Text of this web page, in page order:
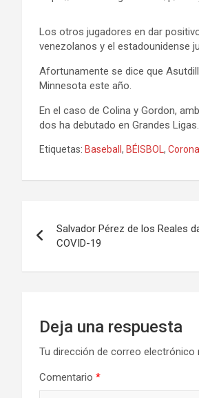
Los otros jugadores en dar
venezolanos y el estadounidense
Afortunamente se dice que
Minnesota este año.
En el caso de Colina y Gordon,
dos ha debutado en Grandes Ligas.
Etiquetas: Baseball , BÉISBOL ,
de
entradas
Salvador Pérez de los Reales
COVID-19
Deja una respuesta
Tu dirección de correo electrónico
Comentario *